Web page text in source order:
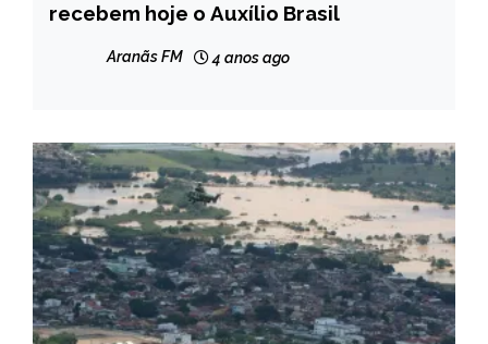
NOTÍCIAS
recebem hoje o Auxílio Brasil
Aranãs FM 4 anos ago